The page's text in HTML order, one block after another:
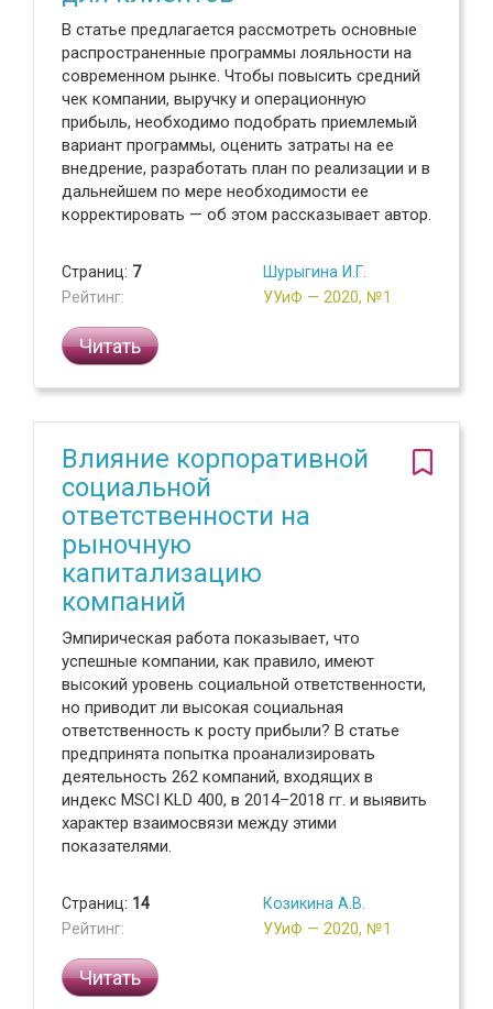
В статье предлагается рассмотреть основные
распространенные программы лояльности на
современном рынке. Чтобы повысить средний
чек компании, выручку и операционную
прибыль, необходимо подобрать приемлемый
вариант программы, оценить затраты на ее
внедрение, разработать план по реализации и в
дальнейшем по мере необходимости ее
корректировать — об этом рассказывает автор.
Страниц: 7
Рейтинг:
Шурыгина И.Г.
УУиФ — 2020, №1
Читать
Влияние корпоративной
социальной
ответственности на
рыночную
капитализацию
компаний
Эмпирическая работа показывает, что
успешные компании, как правило, имеют
высокий уровень социальной ответственности,
но приводит ли высокая социальная
ответственность к росту прибыли? В статье
предпринята попытка проанализировать
деятельность 262 компаний, входящих в
индекс MSCI KLD 400, в 2014–2018 гг. и выявить
характер взаимосвязи между этими
показателями.
Страниц: 14
Рейтинг:
Козикина А.В.
УУиФ — 2020, №1
Читать